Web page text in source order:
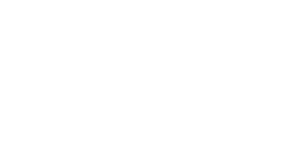
Atomium: História, Ciência e a Melhor Vista de
2026